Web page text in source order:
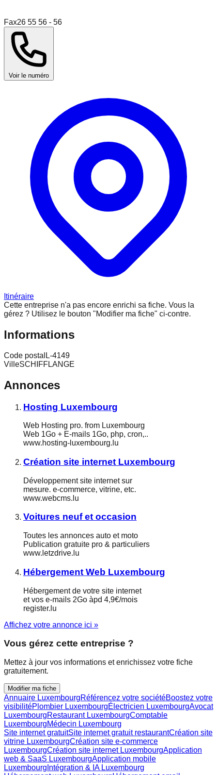
Fax26 55 56 - 56
Voir le numéro
Itinéraire
Cette entreprise n'a pas encore enrichi sa fiche. Vous la
gérez ? Utilisez le bouton "Modifier ma fiche" ci-contre.
Informations
Code postal L-4149
VilleSCHIFFLANGE
Annonces
Hosting Luxembourg
Web Hosting pro. from Luxembourg
Web 1Go + E-mails 1Go, php, cron,..
www.hosting-luxembourg.lu
Création site internet Luxembourg
Développement site internet sur
mesure. e-commerce, vitrine, etc.
www.webcms.lu
Voitures neuf et occasion
Toutes les annonces auto et moto
Publication gratuite pro & particuliers
www.letzdrive.lu
Hébergement Web Luxembourg
Hébergement de votre site internet
et vos e-mails 2Go àpd 4,9€/mois
register.lu
Affichez votre annonce ici »
Vous gérez cette entreprise ?
Mettez à jour vos informations et enrichissez votre fiche
gratuitement.
Modifier ma fiche
Annuaire LuxembourgRéférencez votre sociétéBoostez votre
visibilitéPlombier LuxembourgÉlectricien LuxembourgAvocat
LuxembourgRestaurant LuxembourgComptable
LuxembourgMédecin Luxembourg
Site internet gratuitSite internet gratuit restaurantCréation site
vitrine LuxembourgCréation site e-commerce
LuxembourgCréation site internet LuxembourgApplication
web & SaaS LuxembourgApplication mobile
Luxembourg Intégration & IA Luxembourg